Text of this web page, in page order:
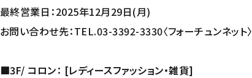
最終営業日：2025年12月29日(月)
お問い合わせ先：TEL.03-3392-3330〈フォーチュンネット〉
■3F/ コロン： [レディースファッション・雑貨]